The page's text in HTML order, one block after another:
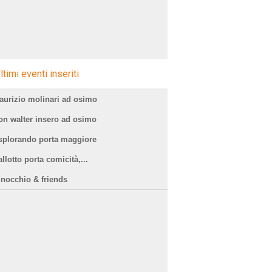
eventi inseriti
molinari ad osimo
walter insero ad osimo
porta maggiore
porta comicità,...
& friends